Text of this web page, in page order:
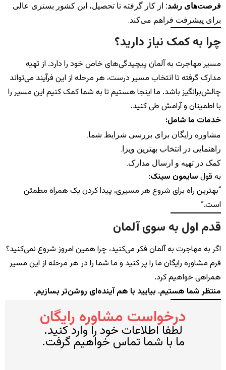
فرصت‌های رشد: از کار گرفته تا تحصیل، این کشور بستری عالی
برای پیشرفت فراهم می‌کند.
چرا به کمک نیاز دارید؟
مسیر مهاجرت به آلمان پیچیدگی‌های خاص خود را دارد. از تهیه
مدارک گرفته تا انتخاب مسیر درست، هر مرحله از این فرآیند می‌تواند
چالش‌برانگیز باشد. ما اینجا هستیم تا به شما کمک کنیم این مسیر را
با اطمینان و آرامش طی کنید.
خدمات ما شامل:
مشاوره رایگان برای بررسی شرایط شما.
راهنمایی در انتخاب بهترین ویزا.
کمک در تهیه و ارسال مدارک.
به قول سایمون سینک:
“بهترین راه برای شروع هر مسیری، پیدا کردن یک همراه مطمئن
است.”
قدم اول به سوی آلمان
اگر به مهاجرت به آلمان فکر می‌کنید، چرا همین امروز شروع نمی‌کنید؟
فرم مشاوره رایگان ما را پر کنید و ما شما را در هر مرحله از این مسیر
همراهی خواهیم کرد.
منتظر شما هستیم. بیایید با هم آینده‌ای روشن‌تر بسازیم.
درخواست مشاوره رایگان
لطفا اطلاعات خود را وارد کنید.
ما با شما تماس خواهیم گرفت.